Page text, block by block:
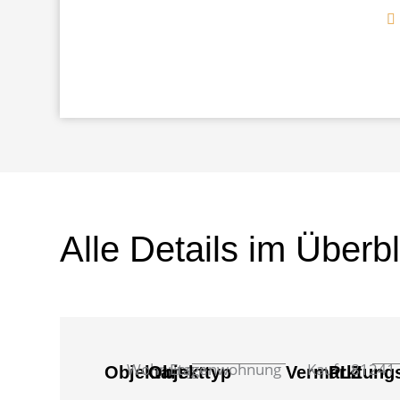
Alle Details im
Objektart
Wohnung
Objekttyp
Etagenwohnung KaufPLZ81241